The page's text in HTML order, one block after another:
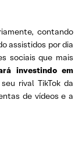
contando
assistidos por dia
sociais que mais
investindo em
rival TikTok da
de vídeos e a